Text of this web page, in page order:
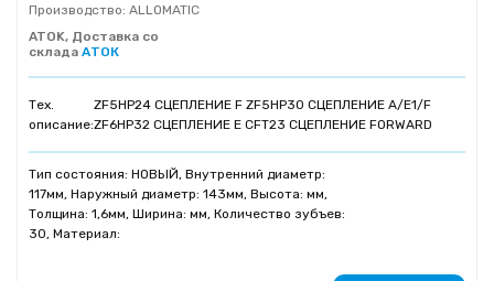
Производство: ALLOMATIC
ATOK, Доставка со
склада АТОК
Тех.
описание:
ZF5HP24 СЦЕПЛЕНИЕ F ZF5HP30 СЦЕПЛЕНИЕ A/E1/F
ZF6HP32 СЦЕПЛЕНИЕ Е CFT23 СЦЕПЛЕНИЕ FORWARD
Тип состояния: НОВЫЙ, Внутренний диаметр:
117мм, Наружный диаметр: 143мм, Высота: мм,
Толщина: 1,6мм, Ширина: мм, Количество зубъев:
30, Материал: